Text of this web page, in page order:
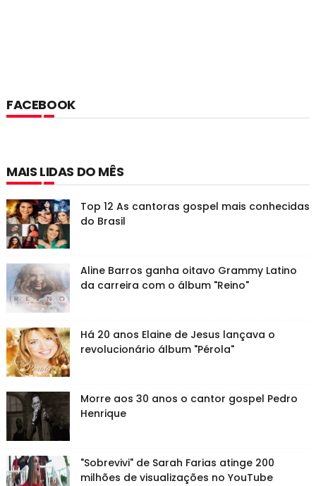
FACEBOOK
MAIS LIDAS DO MÊS
Top 12 As cantoras gospel mais conhecidas
do Brasil
Aline Barros ganha oitavo Grammy Latino
da carreira com o álbum "Reino"
Há 20 anos Elaine de Jesus lançava o
revolucionário álbum "Pérola"
Morre aos 30 anos o cantor gospel Pedro
Henrique
"Sobrevivi" de Sarah Farias atinge 200
milhões de visualizações no YouTube